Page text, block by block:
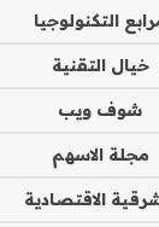
التكنولوجيا
خيال التقنية
شوف ويب
مجلة الاسهم
الاقتصادية